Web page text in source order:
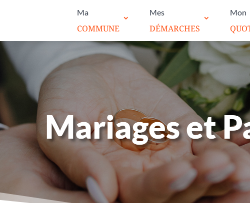
Ma
COMMUNE
Mes
DÉMARCHES
Mon
Mariages et